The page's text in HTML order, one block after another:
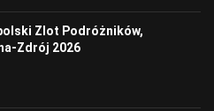
Zlot Podróżników,
Zdrój 2026